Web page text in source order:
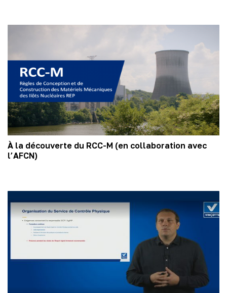
À la découverte du RCC-M (en collaboration avec
l’AFCN)